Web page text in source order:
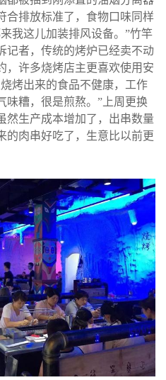
合排放标准了，食物口味同样
我这儿加装排风设备。 ”竹竿
记者，传统的烤炉已经卖不动
，许多烧烤店主更喜欢使用安
烤出来的食品不健康，工作
味糟，很是煎熬。 ” 上周更换
然生产成本增加了，出串数量
的肉串好吃了，生意比以前更